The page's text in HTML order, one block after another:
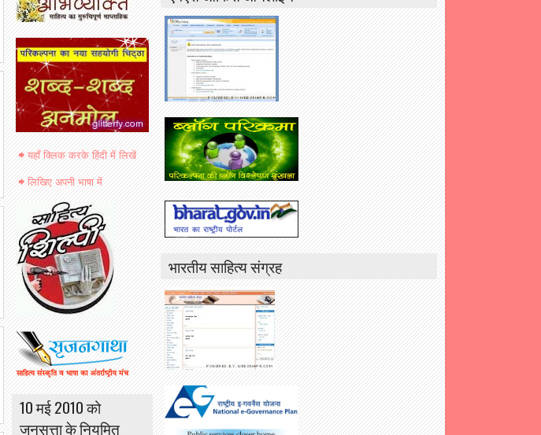
भारतीय साहित्य संग्रह
यहाँ क्लिक करके हिंदी में लिखें
लिखिए अपनी भाषा में
10 मई 2010 को
जनसत्ता के नियमित